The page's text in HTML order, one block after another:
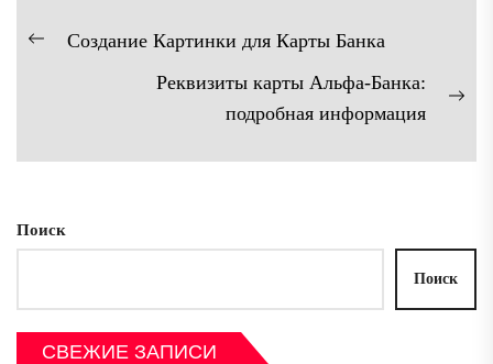
Навигация
Предыдущая
Создание Картинки для Карты Банка
Реквизиты карты Альфа-Банка:
подробная информация
Поиск
Поиск
СВЕЖИЕ ЗАПИСИ